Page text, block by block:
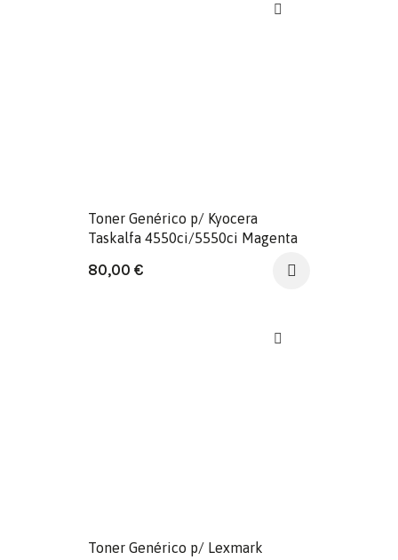
Toner Genérico p/ Kyocera
Taskalfa 4550ci/5550ci Magenta
80,00 €
Toner Genérico p/ Lexmark